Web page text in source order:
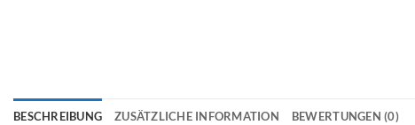
BESCHREIBUNG ZUSÄTZLICHE INFORMATION BEWERTUNGEN (0)